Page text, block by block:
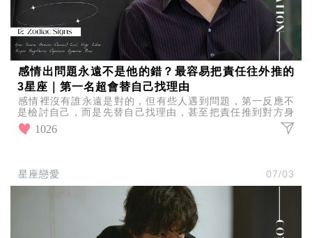
感情出問題永遠不是他的錯？最容易把責任往外推的
3星座｜第一名超會替自己找理由
感情裡沒有誰永遠是對的，但有些人遇到問題，第一反應不
是檢討自己，而是先替自己找理由，甚至把責任推到對方身
上，一起來看看最容易把責任往外推的3星座？
1026
星座戀愛 07/03